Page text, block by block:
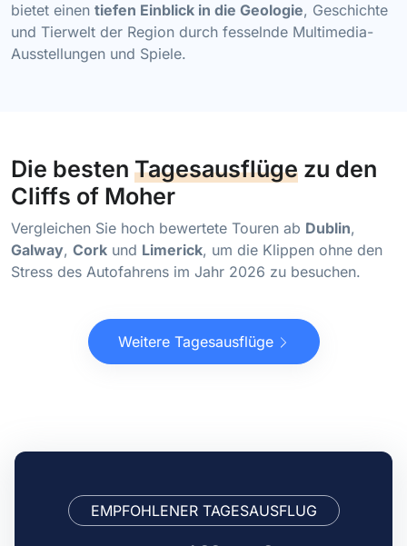
bietet einen tiefen Einblick in die Geologie, Geschichte
und Tierwelt der Region durch fesselnde Multimedia-
Ausstellungen und Spiele.
Die besten Tagesausflüge zu den
Cliffs of Moher
Vergleichen Sie hoch bewertete Touren ab Dublin,
Galway, Cork und Limerick, um die Klippen ohne den
Stress des Autofahrens im Jahr 2026 zu besuchen.
Weitere Tagesausflüge
EMPFOHLENER TAGESAUSFLUG